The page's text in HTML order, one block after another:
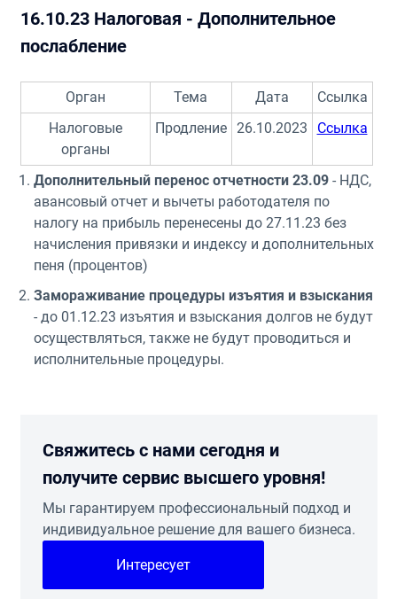
16.10.23 Налоговая - Дополнительное
послабление
Орган Тема Дата
Ссылка
Налоговые
органы
Продление 26.10.2023 Ссылка
Дополнительный перенос отчетности 23.09- НДС,
авансовый отчет и вычеты работодателя по
налогу на прибыль перенесены до 27.11.23 без
начисления привязки и индексу и дополнительных
пеня (процентов)
Замораживание процедуры изъятия и взыскания
- до 01.12.23 изъятия и взыскания долгов не будут
осуществляться, также не будут проводиться и
исполнительные процедуры.
Свяжитесь с нами сегодня и
получите сервис высшего уровня!
Мы гарантируем профессиональный подход и
индивидуальное решение для вашего бизнеса.
Интересует